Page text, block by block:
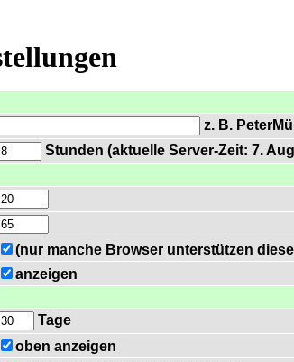
z. B.
Stunden (aktuelle Server-Zeit: 7.
(nur manche Browser unterstützen
anzeigen
Tage
oben anzeigen